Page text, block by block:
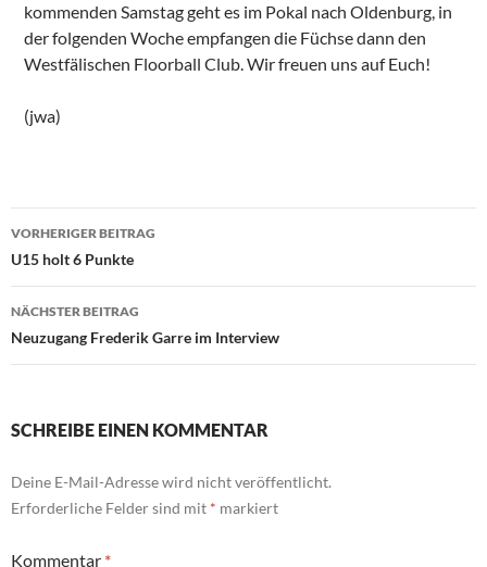
kommenden Samstag geht es im Pokal nach Oldenburg, in
der folgenden Woche empfangen die Füchse dann den
Westfälischen Floorball Club. Wir freuen uns auf Euch!
(jwa)
Beitragsnavigation
VORHERIGER BEITRAG
U15 holt 6 Punkte
NÄCHSTER BEITRAG
Neuzugang Frederik Garre im Interview
SCHREIBE EINEN KOMMENTAR
Deine E-Mail-Adresse wird nicht veröffentlicht.
Erforderliche Felder sind mit * markiert
Kommentar *